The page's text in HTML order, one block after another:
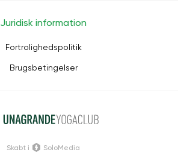
Juridisk information
Fortrolighedspolitik
Brugsbetingelser
Skabt i SoloMedia